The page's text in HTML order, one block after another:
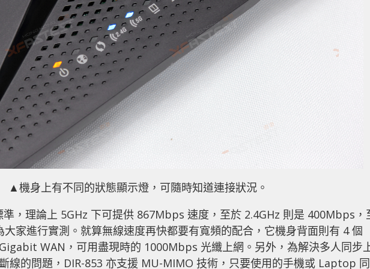
▲機身上有不同的狀態顯示燈，可隨時知道連接狀況。
準，理論上 5GHz 下可提供 867Mbps 速度，至於 2.4GHz 則是 400Mbps，
家進行實測。就算無線速度再快都要有寬頻的配合，它機身背面則有 4 個
WAN，可用盡現時的 1000Mbps 光纖上網。另外，為解決多人同步
線的問題，DIR-853 亦支援 MU-MIMO 技術，只要使用的手機或 Laptop 同